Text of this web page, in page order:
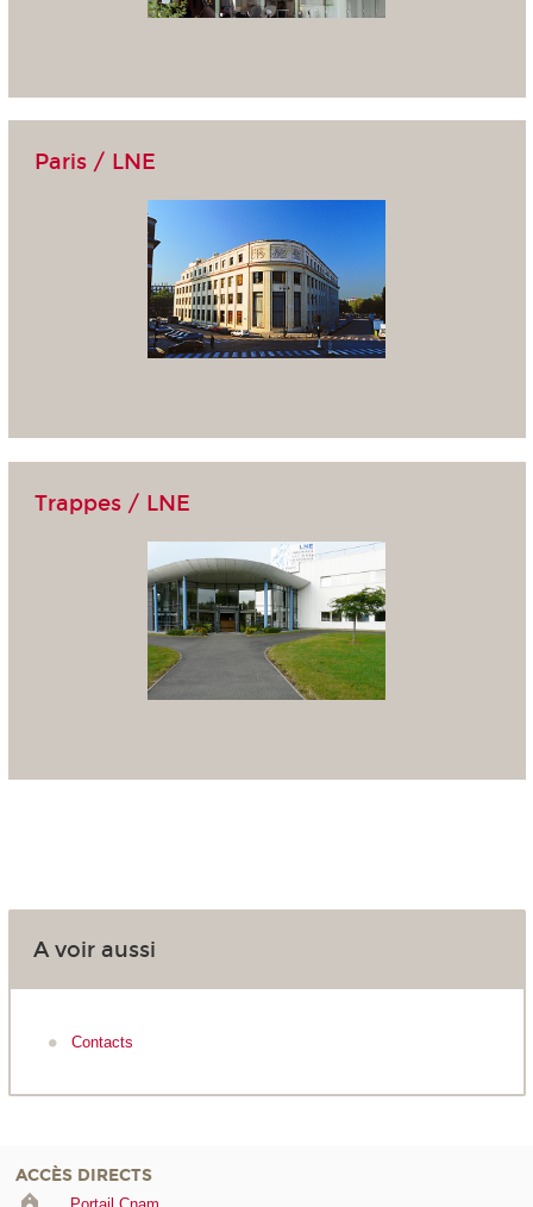
Paris / LNE
Trappes / LNE
A voir aussi
Contacts
ACCÈS DIRECTS